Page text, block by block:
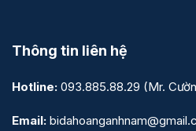
Thông tin liên hệ
Hotline: 093.885.88.29 (Mr.
Email: